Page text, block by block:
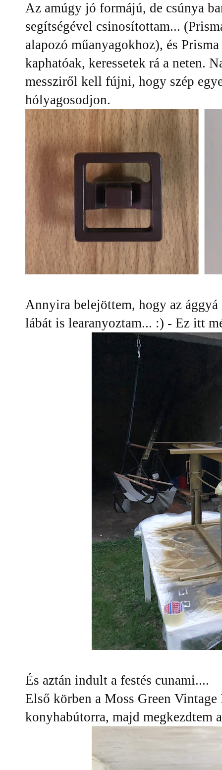
Az amúgy jó formájú, de csúnya
segítségével csinosítottam...
alapozó műanyagokhoz), és
kaphatóak, keressetek rá a neten.
messziről kell fújni, hogy szép
hólyagosodjon.
Annyira belejöttem, hogy az
lábát is learanyoztam... :) - Ez itt
És aztán indult a festés cunami....
Első körben a Moss Green
konyhabútorra, majd megkezdtem